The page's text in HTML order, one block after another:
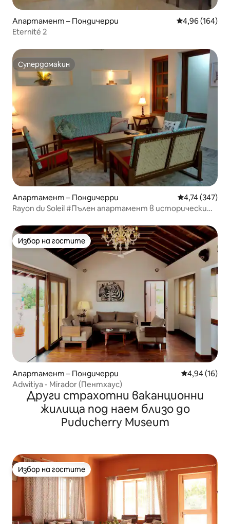
Апартамент – Пондичерри Средна
4,96 (164)
Eternité 2
Супердомакин
Супердомакин
Апартамент – Пондичерри Средна
4,74 (347)
Rayon du Soleil #Пълен апартамент в исторически
Избор на гостите
Избор на гостите
Апартамент – Пондичерри Средна
4,94 (16)
Adwitiya - Mirador (Пентхаус)
Други страхотни ваканционни
жилища под наем близо до
Puducherry Museum
Избор на гостите
Избор на гостите